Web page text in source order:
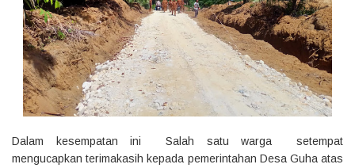
Dalam kesempatan ini Salah satu warga setempat
mengucapkan terimakasih kepada pemerintahan Desa Guha atas